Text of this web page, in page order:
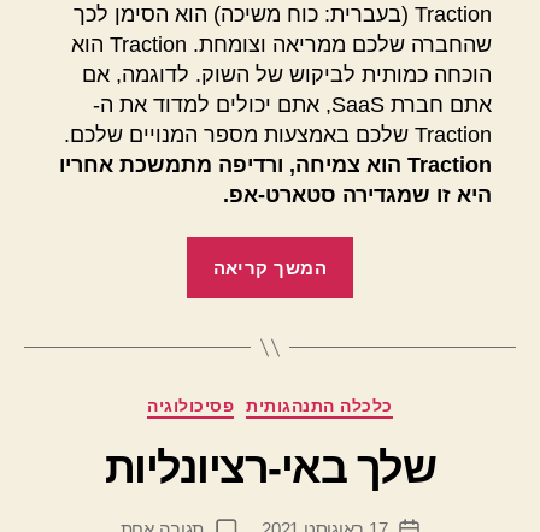
Traction (בעברית: כוח משיכה) הוא הסימן לכך
שהחברה שלכם ממריאה וצומחת. Traction הוא
הוכחה כמותית לביקוש של השוק. לדוגמה, אם
אתם חברת SaaS, אתם יכולים למדוד את ה-
Traction שלכם באמצעות מספר המנויים שלכם.
Traction הוא צמיחה, ורדיפה מתמשכת אחריו
היא זו שמגדירה סטארט-אפ.
המשך קריאה
Traction"
קטגוריותכלכלה התנהגותית פסיכולוגיה
שלך באי-רציונליות
המחבר
א
מ
על